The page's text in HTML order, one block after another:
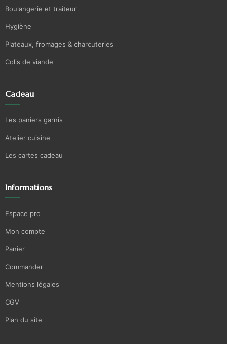
Boulangerie et traiteur
Hygiène
Plateaux, fromages & charcuteries
Colis de viande
Cadeau
Les paniers garnis
Atelier cuisine
Les cartes cadeau
Informations
Espace pro
Mon compte
Panier
Commander
Mentions légales
CGV
Plan du site